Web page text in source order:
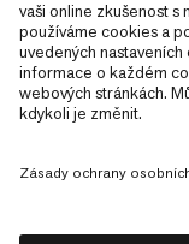
—
Sitemap
Cookies
Právní upozornění